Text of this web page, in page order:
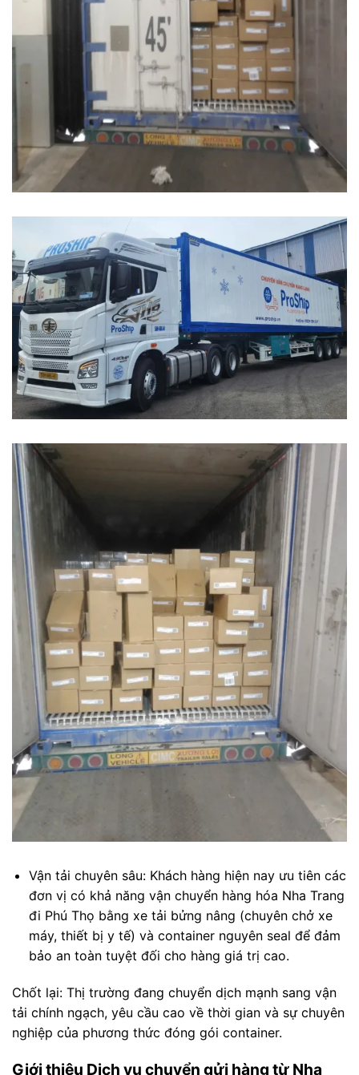
Vận tải chuyên sâu: Khách hàng hiện nay ưu tiên các
đơn vị có khả năng vận chuyển hàng hóa Nha Trang
đi Phú Thọ bằng xe tải bửng nâng (chuyên chở xe
máy, thiết bị y tế) và container nguyên seal để đảm
bảo an toàn tuyệt đối cho hàng giá trị cao.
Chốt lại: Thị trường đang chuyển dịch mạnh sang vận
tải chính ngạch, yêu cầu cao về thời gian và sự chuyên
nghiệp của phương thức đóng gói container.
Giới thiệu Dịch vụ chuyển gửi hàng từ Nha